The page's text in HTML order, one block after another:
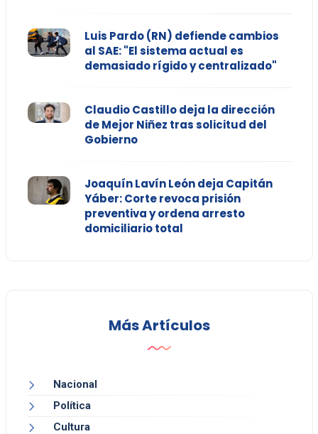
Luis Pardo (RN) defiende cambios
al SAE: "El sistema actual es
demasiado rígido y centralizado"
Claudio Castillo deja la dirección
de Mejor Niñez tras solicitud del
Gobierno
Joaquín Lavín León deja Capitán
Yáber: Corte revoca prisión
preventiva y ordena arresto
domiciliario total
Más Artículos
Nacional
Política
Cultura